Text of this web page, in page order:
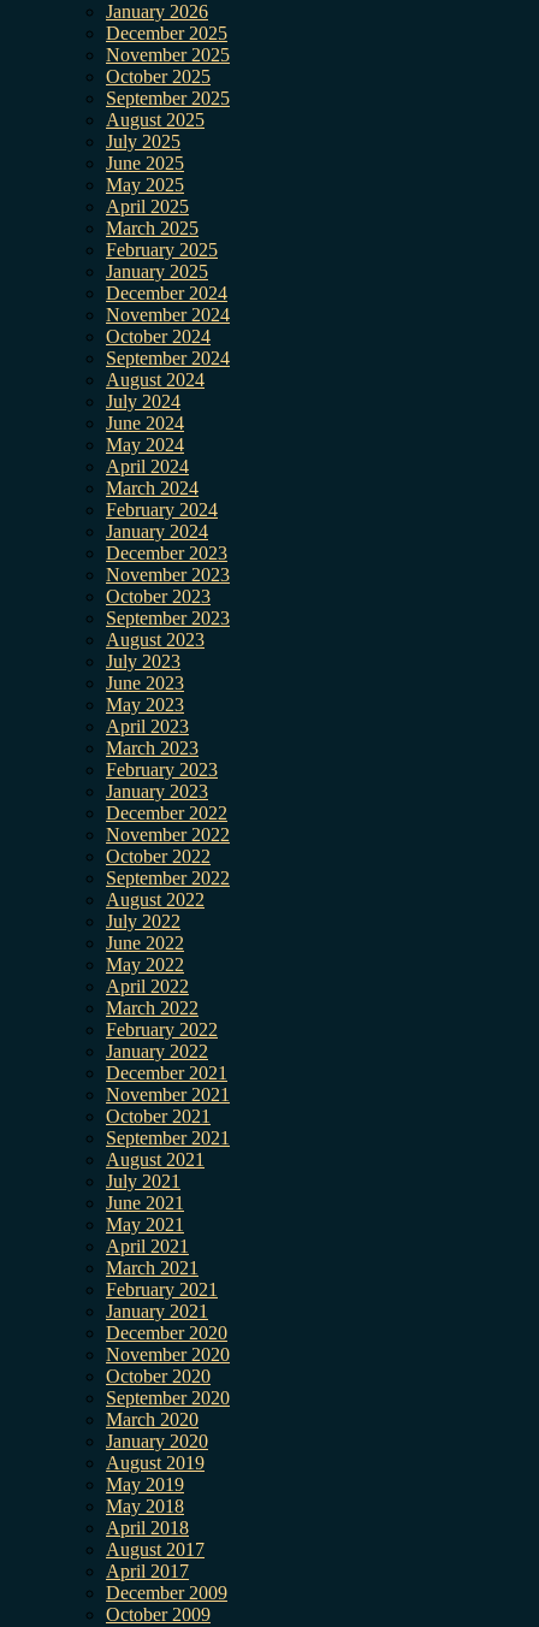
January 2026
December 2025
November 2025
October 2025
September 2025
August 2025
July 2025
June 2025
May 2025
April 2025
March 2025
February 2025
January 2025
December 2024
November 2024
October 2024
September 2024
August 2024
July 2024
June 2024
May 2024
April 2024
March 2024
February 2024
January 2024
December 2023
November 2023
October 2023
September 2023
August 2023
July 2023
June 2023
May 2023
April 2023
March 2023
February 2023
January 2023
December 2022
November 2022
October 2022
September 2022
August 2022
July 2022
June 2022
May 2022
April 2022
March 2022
February 2022
January 2022
December 2021
November 2021
October 2021
September 2021
August 2021
July 2021
June 2021
May 2021
April 2021
March 2021
February 2021
January 2021
December 2020
November 2020
October 2020
September 2020
March 2020
January 2020
August 2019
May 2019
May 2018
April 2018
August 2017
April 2017
December 2009
October 2009